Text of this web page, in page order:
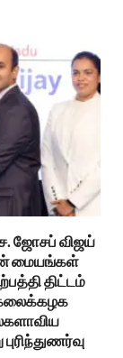
ச. ஜோசப் விஜய்
மையங்கள்
திட்டம்